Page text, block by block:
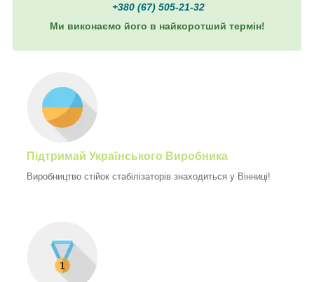
+380 (67) 505-21-32
Ми виконаємо його в найкоротший термін!
Підтримай Українського Виробника
Виробництво стійок стабілізаторів знаходиться у Вінниці!